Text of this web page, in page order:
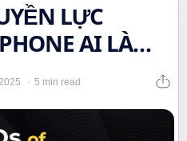
LỰC
AI LÀ
TƯƠNG LAI
5 min read